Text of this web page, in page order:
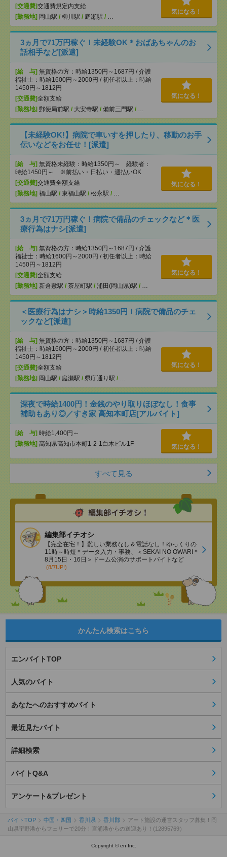
[交通費]交通費規定内支給
[勤務地] 岡山駅 / 柳川駅 / 庭瀬駅 / …
気になる！
3ヵ月で71万円稼ぐ！未経験OK＊おばあちゃんのお
話相手など[派遣]
[給 与] 無資格の方：時給1350円～1687円 / 介護
福祉士：時給1600円～2000円 / 初任者以上：時給
1450円～1812円
[交通費]全額支給
[勤務地] 郵便局前駅 / 大安寺駅 / 備前三門駅 / …
気になる！
【未経験OK!】病院で車いすを押したり、移動のお手
伝いなどをお任せ！[派遣]
[給 与] 無資格未経験：時給1350円～ 経験者：
時給1450円～ ※前払い・日払い・週払いOK
[交通費]交通費全額支給
[勤務地] 福山駅 / 東福山駅 / 松永駅 / …
気になる！
3ヵ月で71万円稼ぐ！病院で備品のチェックなど＊医
療行為はナシ[派遣]
[給 与] 無資格の方：時給1350円～1687円 / 介護
福祉士：時給1600円～2000円 / 初任者以上：時給
1450円～1812円
[交通費]全額支給
[勤務地] 新倉敷駅 / 茶屋町駅 / 浦田(岡山県)駅 / …
気になる！
＜医療行為はナシ＞時給1350円！病院で備品のチェ
ックなど[派遣]
[給 与] 無資格の方：時給1350円～1687円 / 介護
福祉士：時給1600円～2000円 / 初任者以上：時給
1450円～1812円
[交通費]全額支給
[勤務地] 岡山駅 / 庭瀬駅 / 県庁通り駅 / …
気になる！
深夜で時給1400円！金銭のやり取りほぼなし！食事
補助もあり◎／すき家 高知本町店[アルバイト]
[給 与] 時給1,400円～
[勤務地] 高知県高知市本町1-2-1白木ビル1F 気になる！
すべて見る
編集部イチオシ
【完全在宅！】難しい業務なし＆電話なし！ゆっくりの
11時～時短＊データ入力・事務、＜SEKAI NO OWARI＊
8月15日・16日＞ドーム公演のサポートバイトなど
(8/7UP!)
かんたん検索はこちら
エンバイトTOP
人気のバイト
あなたへのおすすめバイト
最近見たバイト
詳細検索
バイトQ&A
アンケート&プレゼント
バイトTOP 中国・四国 香川県 香川郡
アート施設の運営スタッフ募集！岡
山県宇野港からフェリーで20分！宮浦港からの送迎あり！(12895769）
Copyright © en Inc.